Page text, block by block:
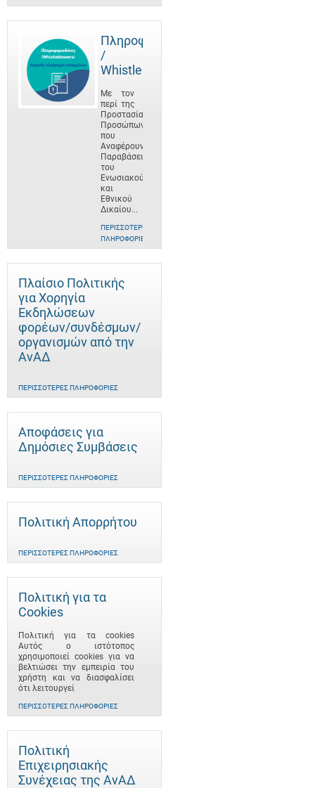
Πληροφοριοδότες
/
Whistleblowers
Με τον
περί της
Προστασίας
Προσώπων
που
Αναφέρουν
Παραβάσεις
του
Ενωσιακού
και
Εθνικού
Δικαίου...
ΠΕΡΙΣΣΌΤΕΡΕΣ
ΠΛΗΡΟΦΟΡΊΕΣ
Πλαίσιο Πολιτικής
για Χορηγία
Εκδηλώσεων
φορέων/συνδέσμων/
οργανισμών από την
ΑνΑΔ
ΠΕΡΙΣΣΌΤΕΡΕΣ ΠΛΗΡΟΦΟΡΊΕΣ
Αποφάσεις για
Δημόσιες Συμβάσεις
ΠΕΡΙΣΣΌΤΕΡΕΣ ΠΛΗΡΟΦΟΡΊΕΣ
Πολιτική Απορρήτου
ΠΕΡΙΣΣΌΤΕΡΕΣ ΠΛΗΡΟΦΟΡΊΕΣ
Πολιτική για τα
Cookies
Πολιτική για τα cookies
Αυτός ο ιστότοπος
χρησιμοποιεί cookies για να
βελτιώσει την εμπειρία του
χρήστη και να διασφαλίσει
ότι λειτουργεί
ΠΕΡΙΣΣΌΤΕΡΕΣ ΠΛΗΡΟΦΟΡΊΕΣ
Πολιτική
Επιχειρησιακής
Συνέχειας της ΑνΑΔ